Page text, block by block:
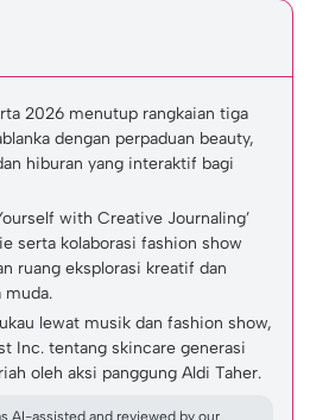
2026 menutup rangkaian tiga
dengan perpaduan beauty,
hiburan yang interaktif bagi
with Creative Journaling’
serta kolaborasi fashion show
ruang eksplorasi kreatif dan
muda.
lewat musik dan fashion show,
Inc. tentang skincare generasi
oleh aksi panggung Aldi Taher.
AI-assisted and reviewed by our